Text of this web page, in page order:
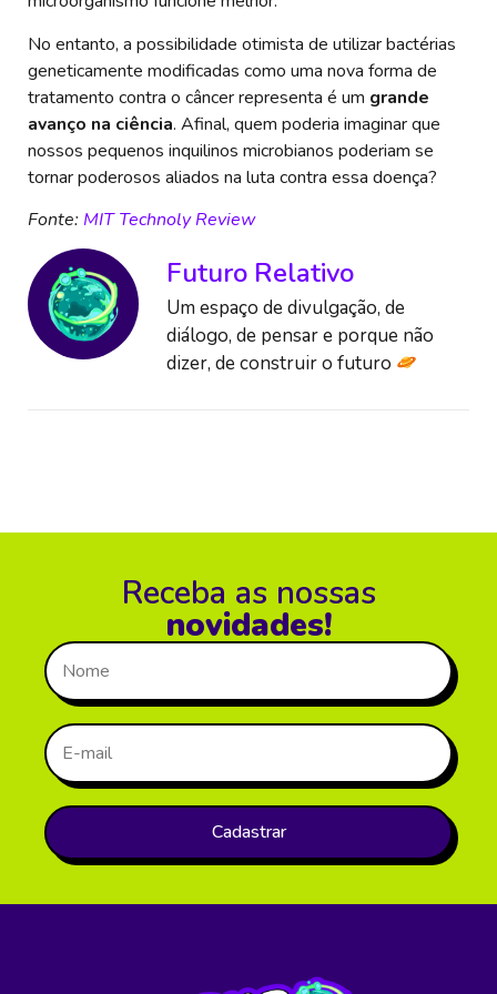
No entanto, a possibilidade otimista de utilizar bactérias
geneticamente modificadas como uma nova forma de
tratamento contra o câncer representa é um grande
avanço na ciência. Afinal, quem poderia imaginar que
nossos pequenos inquilinos microbianos poderiam se
tornar poderosos aliados na luta contra essa doença?
Fonte: MIT Technoly Review
Futuro Relativo
Um espaço de divulgação, de
diálogo, de pensar e porque não
dizer, de construir o futuro
Receba as nossas
novidades!
Cadastrar